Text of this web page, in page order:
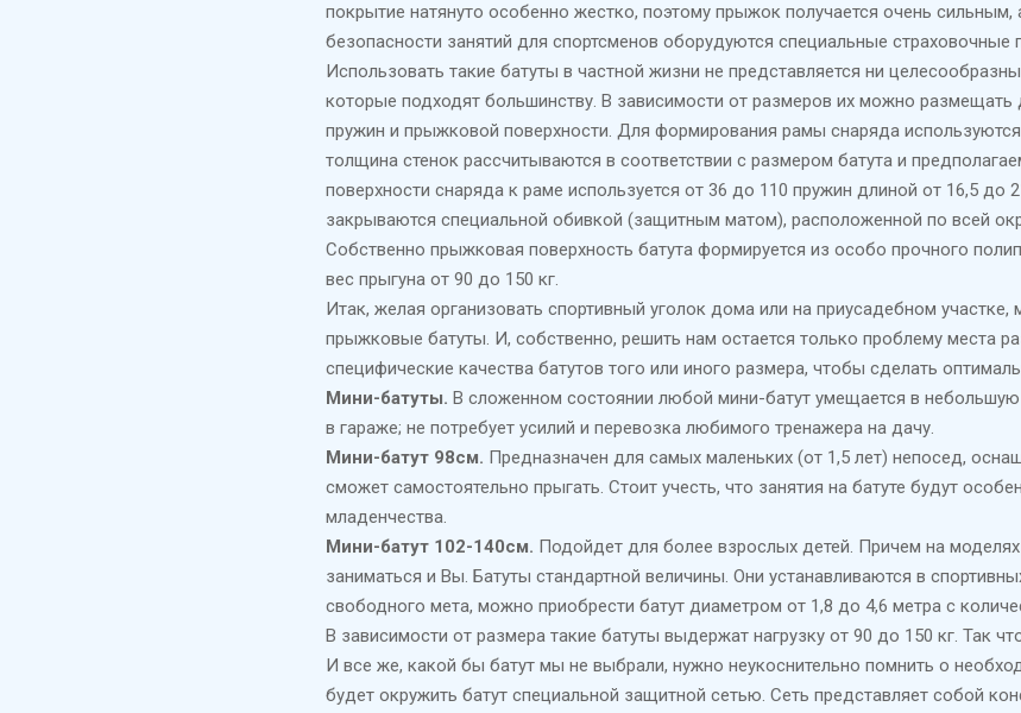
покрытие натянуто особенно жестко, поэтому прыжок получается очень
безопасности занятий для спортсменов оборудуются специальные
Использовать такие батуты в частной жизни не представляется ни
которые подходят большинству. В зависимости от размеров их можно
пружин и прыжковой поверхности. Для формирования рамы снаряда
толщина стенок рассчитываются в соответствии с размером батута и
поверхности снаряда к раме используется от 36 до 110 пружин длиной от 16,5
закрываются специальной обивкой (защитным матом), расположенной по всей
Собственно прыжковая поверхность батута формируется из особо прочного
вес прыгуна от 90 до 150 кг.
Итак, желая организовать спортивный уголок дома или на приусадебном
прыжковые батуты. И, собственно, решить нам остается только проблему места
специфические качества батутов того или иного размера, чтобы сделать
Мини-батуты. В сложенном состоянии любой мини-батут умещается в
в гараже; не потребует усилий и перевозка любимого тренажера на дачу.
Мини-батут 98см. Предназначен для самых маленьких (от 1,5 лет) непосед,
сможет самостоятельно прыгать. Стоит учесть, что занятия на батуте будут
младенчества.
Мини-батут 102-140см. Подойдет для более взрослых детей. Причем на
заниматься и Вы. Батуты стандартной величины. Они устанавливаются в
свободного мета, можно приобрести батут диаметром от 1,8 до 4,6 метра с
В зависимости от размера такие батуты выдержат нагрузку от 90 до 150 кг. Так
И все же, какой бы батут мы не выбрали, нужно неукоснительно помнить о
будет окружить батут специальной защитной сетью. Сеть представляет собой